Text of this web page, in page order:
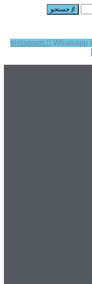
جستجو
Instagram Whatsapp